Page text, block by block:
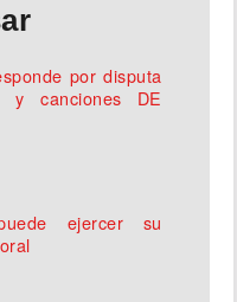
por disputa
y canciones DE
ejercer su